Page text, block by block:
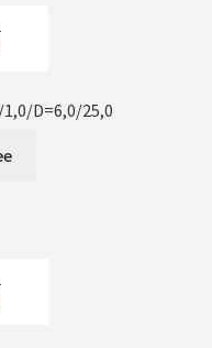
D=6,0/25,0